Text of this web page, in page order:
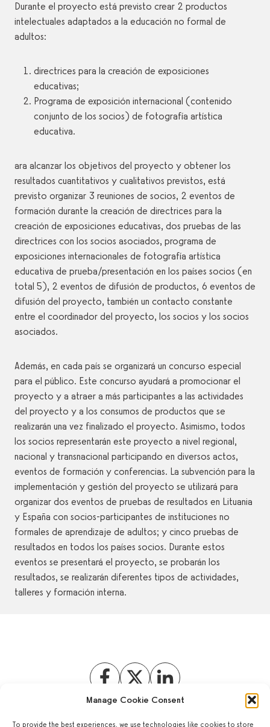
Manage Cookie Consent
To provide the best experiences, we use technologies like cookies to store
Durante el proyecto está previsto crear 2 productos
intelectuales adaptados a la educación no formal de
adultos:
directrices para la creación de exposiciones
educativas;
Programa de exposición internacional (contenido
conjunto de los socios) de fotografía artística
educativa.
ara alcanzar los objetivos del proyecto y obtener los
resultados cuantitativos y cualitativos previstos, está
previsto organizar 3 reuniones de socios, 2 eventos de
formación durante la creación de directrices para la
creación de exposiciones educativas, dos pruebas de las
directrices con los socios asociados, programa de
exposiciones internacionales de fotografía artística
educativa de prueba/presentación en los países socios (en
total 5), 2 eventos de difusión de productos, 6 eventos de
difusión del proyecto, también un contacto constante
entre el coordinador del proyecto, los socios y los socios
asociados.
Además, en cada país se organizará un concurso especial
para el público. Este concurso ayudará a promocionar el
proyecto y a atraer a más participantes a las actividades
del proyecto y a los consumos de productos que se
realizarán una vez finalizado el proyecto. Asimismo, todos
los socios representarán este proyecto a nivel regional,
nacional y transnacional participando en diversos actos,
eventos de formación y conferencias. La subvención para la
implementación y gestión del proyecto se utilizará para
organizar dos eventos de pruebas de resultados en Lituania
y España con socios-participantes de instituciones no
formales de aprendizaje de adultos; y cinco pruebas de
resultados en todos los países socios. Durante estos
eventos se presentará el proyecto, se probarán los
resultados, se realizarán diferentes tipos de actividades,
talleres y formación interna.